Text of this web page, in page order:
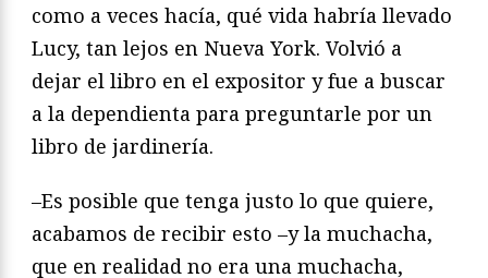
como a veces hacía, qué vida habría llevado
Lucy, tan lejos en Nueva York. Volvió a
dejar el libro en el expositor y fue a buscar
a la dependienta para preguntarle por un
libro de jardinería.
–Es posible que tenga justo lo que quiere,
acabamos de recibir esto –y la muchacha,
que en realidad no era una muchacha,